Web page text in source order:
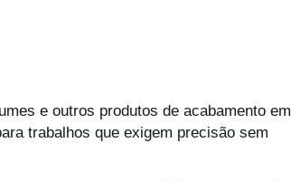
e outros produtos de acabamento em
trabalhos que exigem precisão sem